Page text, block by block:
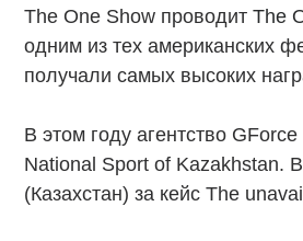
The One Show проводит The
одним из тех американских
получали самых высоких
В этом году агентство
National Sport of Kazakhstan.
(Казахстан) за кейс The